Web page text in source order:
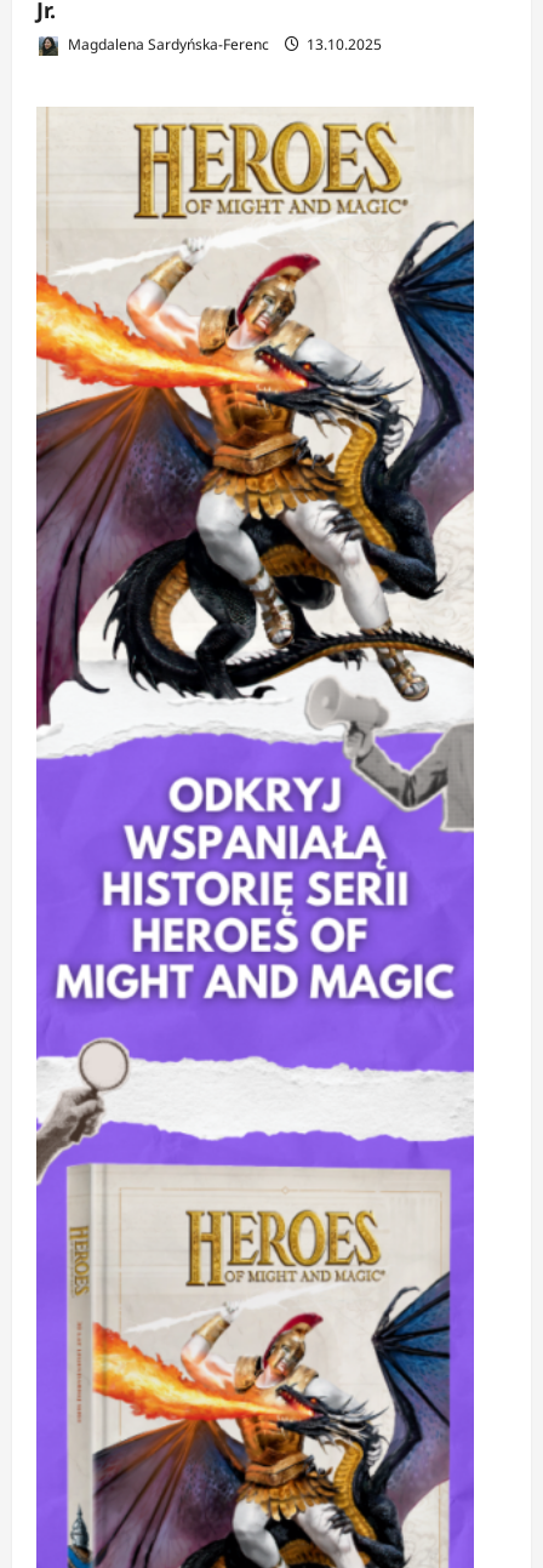
Jr.
Magdalena Sardyńska-Ferenc 13.10.2025